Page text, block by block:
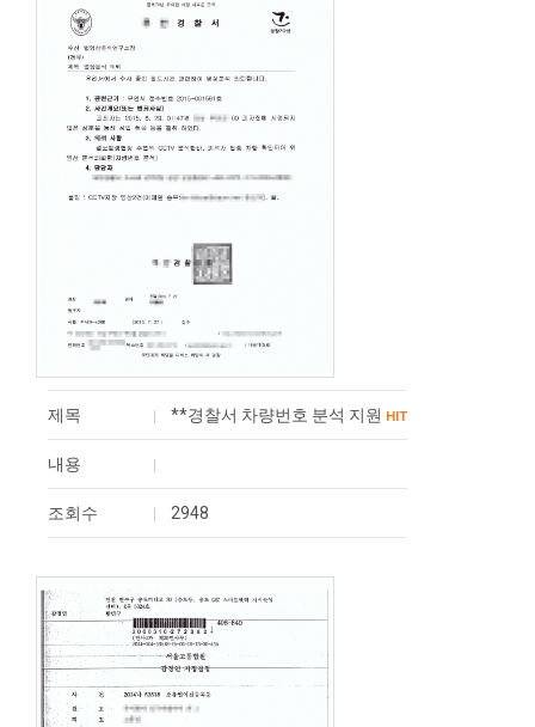
제목 **경찰서 차량번호 분석 지원 HIT
내용
조회수 2948